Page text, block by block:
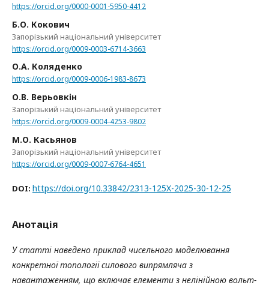
https://orcid.org/0000-0001-5950-4412
Б.О. Кокович
Запорізький національний університет
https://orcid.org/0009-0003-6714-3663
О.А. Коляденко
https://orcid.org/0009-0006-1983-8673
О.В. Верьовкін
Запорізький національний університет
https://orcid.org/0009-0004-4253-9802
М.О. Касьянов
Запорізький національний університет
https://orcid.org/0009-0007-6764-4651
DOI: https://doi.org/10.33842/2313-125X-2025-30-12-25
Анотація
У статті наведено приклад чисельного моделювання
конкретної топології силового випрямляча з
навантаженням, що включає елементи з нелінійною вольт-